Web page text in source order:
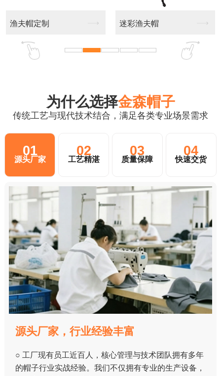
定制 迷彩渔夫帽 休闲帽
为什么选择金森帽子
传统工艺与现代技术结合，满足各类专业场景需求
01
源头厂家
02
工艺精湛
03
质量保障
04
快速交货
源头厂家，行业经验丰富
○ 工厂现有员工近百人，核心管理与技术团队拥有多年
的帽子行业实战经验。我们不仅拥有专业的生产设备，